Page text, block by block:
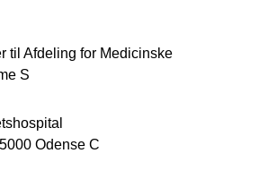
til Afdeling for Medicinske
S
Odense C